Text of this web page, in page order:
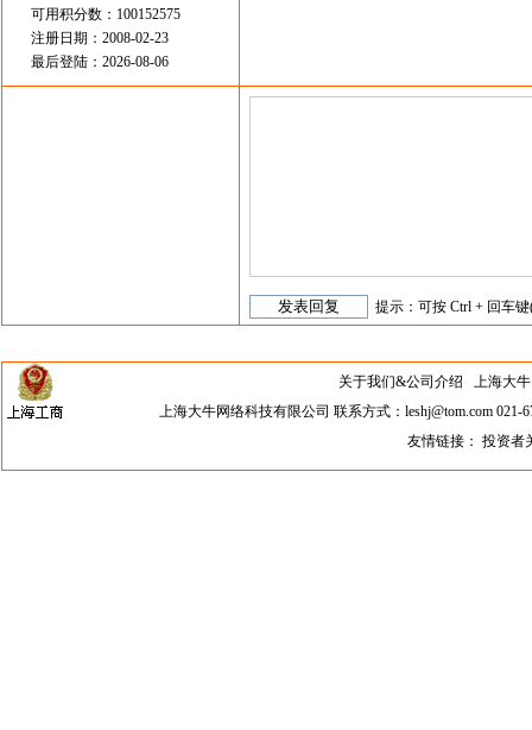
可用积分数：100152575
注册日期：2008-02-23
最后登陆：2026-08-06
提示：可按 Ctrl + 回车
关于我们&公司介绍 上海大牛
上海大牛网络科技有限公司 联系方式：leshj@tom.com
友情链接：投资者